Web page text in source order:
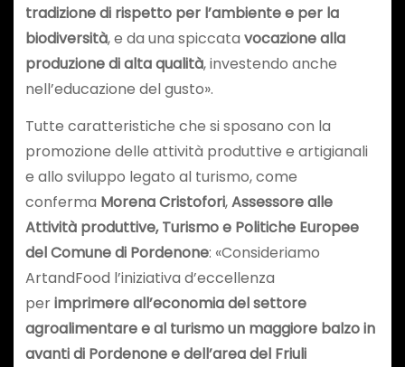
tradizione di rispetto per l’ambiente e per la
biodiversità, e da una spiccata vocazione alla
produzione di alta qualità, investendo anche
nell’educazione del gusto».
Tutte caratteristiche che si sposano con la
promozione delle attività produttive e artigianali
e allo sviluppo legato al turismo, come
conferma Morena Cristofori,Assessore alle
Attività produttive, Turismo e Politiche Europee
del Comune di Pordenone: «Consideriamo
ArtandFood l’iniziativa d’eccellenza
perimprimere all’economia del settore
agroalimentare e al turismo un maggiore balzo in
avanti di Pordenone e dell’area del Friuli